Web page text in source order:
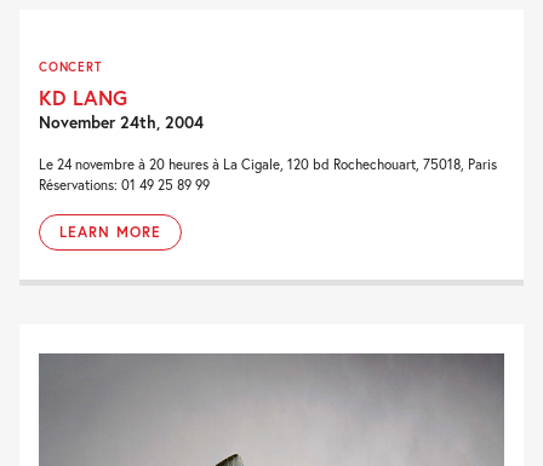
CONCERT
KD LANG
November 24th, 2004
Le 24 novembre à 20 heures à La Cigale, 120 bd Rochechouart, 75018, Paris
Réservations: 01 49 25 89 99
LEARN MORE